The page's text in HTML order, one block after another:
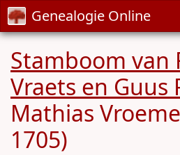
Genealogie Online
Stamboom van
Vraets en Guus
Mathias
1705)